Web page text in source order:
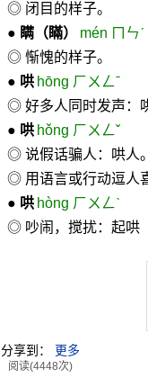
◎ 闭目的样子。
● 瞒（瞞）
mén ㄇㄣˊ
◎ 惭愧的样子。
● 哄 hōng ㄏㄨㄥˉ
◎ 好多人同时发声：
● 哄 hǒng ㄏㄨㄥˇ
◎ 说假话骗人：哄人
◎ 用语言或行动逗人
● 哄 hòng ㄏㄨㄥˋ
◎ 吵闹，搅扰：起哄
分享到： 更多
阅读(4448次)